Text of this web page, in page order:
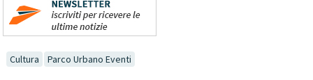
Cultura Parco Urbano Eventi